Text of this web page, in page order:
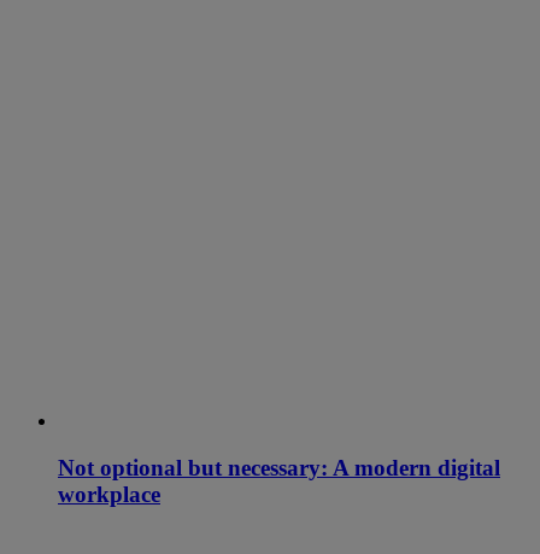
Not optional but necessary: A modern digital
workplace